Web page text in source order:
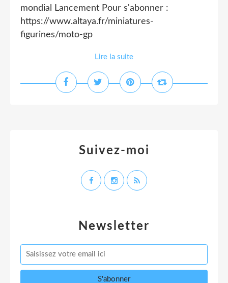
mondial Lancement Pour s'abonner :
https://www.altaya.fr/miniatures-
figurines/moto-gp
Lire la suite
Newsletter
Suivez-moi